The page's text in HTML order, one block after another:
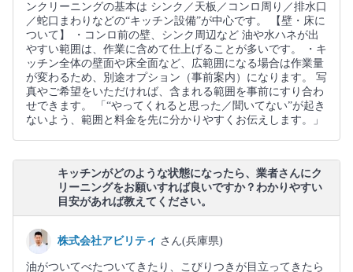
ンクリーニングの基本は シンク／天板／コンロ周り／排水口
／蛇口まわりなどの“キッチン設備”が中心です。 【壁・床に
ついて】 ・コンロ前の壁、シンク周辺など 油や水ハネが出
やすい範囲は、作業に含めて仕上げることが多いです。 ・キ
ッチン全体の壁面や床全面など、広範囲になる場合は作業量
が変わるため、別途オプション（事前案内）になります。 写
真やご希望をいただければ、含まれる範囲を事前にすり合わ
せできます。 「“やってくれると思った／聞いてない”が起き
ないよう、範囲と料金を先に分かりやすくお伝えします。」
キッチンがどのような状態になったら、業者さんにク
リーニングをお願いすれば良いですか？わかりやすい
目安があれば教えてください。
株式会社アビリティ さん(兵庫県)
油がついてべたついてきたり、こびりつきが目立ってきたら